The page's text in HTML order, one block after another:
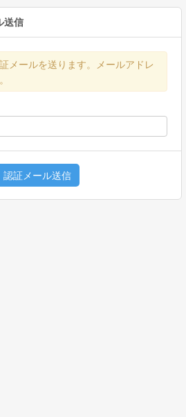
送信
メールを送ります。メールアドレ
認証メール送信